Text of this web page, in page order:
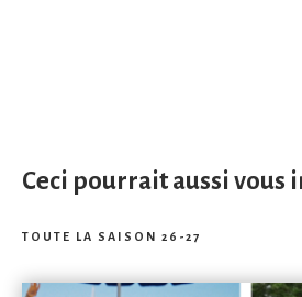
Ceci pourrait aussi vous
TOUTE LA SAISON 26-27